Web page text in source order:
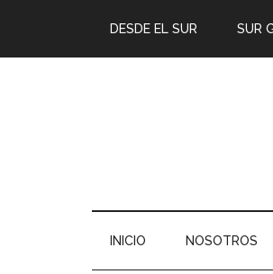
DESDE EL SUR SUR
INICIO NOSOTROS